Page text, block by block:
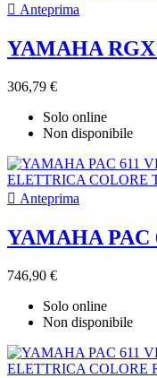
 Anteprima
YAMAHA
306,79 €
Solo online
Non disponibile
 Anteprima
YAMAHA PAC
746,90 €
Solo online
Non disponibile